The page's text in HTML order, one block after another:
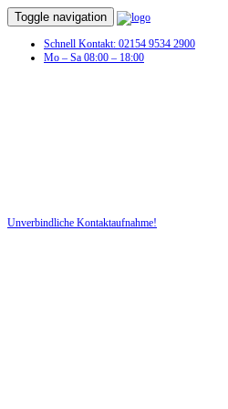
Toggle navigation
Schnell Kontakt: 02154 9534 2900
Mo – Sa 08:00 – 18:00
Unverbindliche Kontaktaufnahme!